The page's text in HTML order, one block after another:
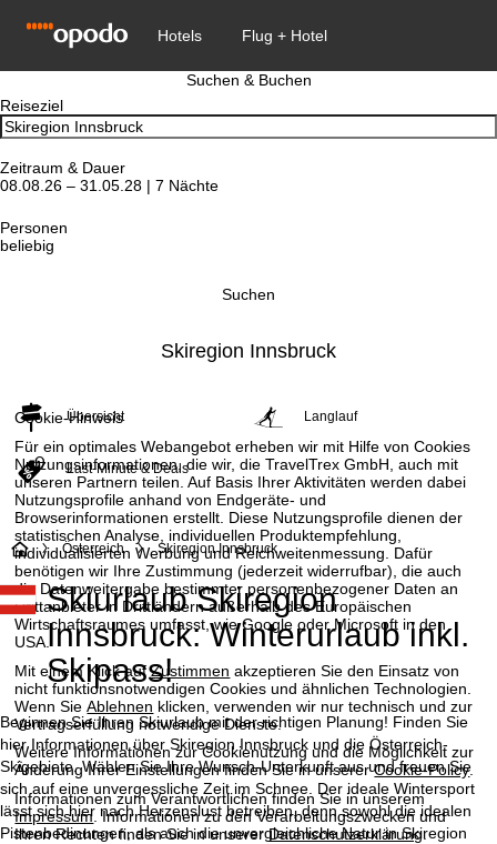
Cookie-Hinweis
Für ein optimales Webangebot erheben wir mit Hilfe von Cookies
Nutzungsinformationen, die wir, die TravelTrex GmbH, auch mit
unseren Partnern teilen. Auf Basis Ihrer Aktivitäten werden dabei
Nutzungsprofile anhand von Endgeräte- und
Browserinformationen erstellt. Diese Nutzungsprofile dienen der
statistischen Analyse, individuellen Produktempfehlung,
individualisierten Werbung und Reichweitenmessung. Dafür
benötigen wir Ihre Zustimmung (jederzeit widerrufbar), die auch
die Datenweitergabe bestimmter personenbezogener Daten an
Drittanbieter in Drittländern außerhalb des Europäischen
Wirtschaftsraumes umfasst, wie Google oder Microsoft in den
USA.
Mit einem Klick aufZustimmen akzeptieren Sie den Einsatz von
nicht funktionsnotwendigen Cookies und ähnlichen Technologien.
Wenn SieAblehnen klicken, verwenden wir nur technisch und zur
Vertragserfüllung notwendige Dienste.
Weitere Informationen zur Cookienutzung und die Möglichkeit zur
Änderung Ihrer Einstellungen finden Sie in unsererCookie-Policy.
Informationen zum Verantwortlichen finden Sie in unserem
Impressum. Informationen zu den Verarbeitungszwecken und
Ihren Rechten finden Sie in unsererDatenschutzerklärung.
Suchen & Buchen
Reiseziel
Zeitraum & Dauer
08.08.26 – 31.05.28 | 7 Nächte
Personen
beliebig
Suchen
Skiregion Innsbruck
Übersicht Langlauf
Last-Minute & Deals
S
t
a
r
t
s
e
Österreich Skiregion Innsbruck
Skiurlaub Skiregion
Innsbruck: Winterurlaub inkl.
Skipass!
Beginnen Sie Ihren Skiurlaub mit der richtigen Planung! Finden Sie
hier Informationen über Skiregion Innsbruck und die Österreich-
Skigebiete. Wählen Sie Ihre Wunsch-Unterkunft aus und freuen Sie
sich auf eine unvergessliche Zeit im Schnee. Der ideale Wintersport
lässt sich hier nach Herzenslust betreiben, denn sowohl die idealen
Pistenbedinungen, als auch die unvergleichliche Natur in Skiregion